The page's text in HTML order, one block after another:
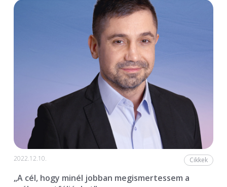
2022.12.10. Cikkek
„A cél, hogy minél jobban megismertessem a